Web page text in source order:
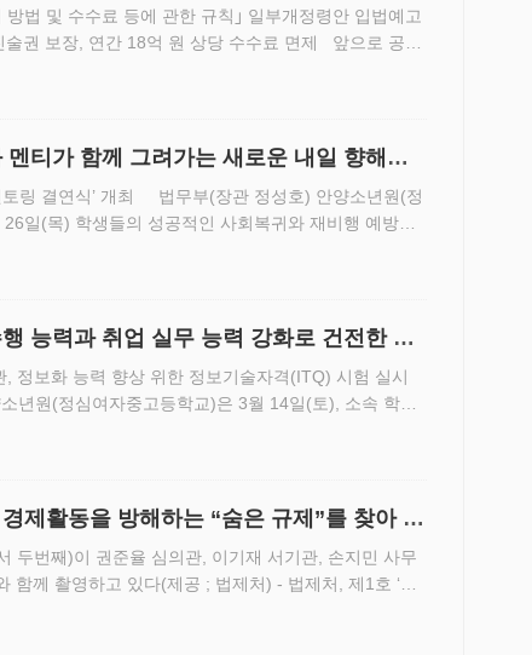
방법 및 수수료 등에 관한 규칙｣ 일부개정령안 입법예고
술권 보장, 연간 18억 원 상당 수수료 면제 앞으로 공소
티가 함께 그려가는 새로운 내일 향해
부(장관 정성호) 안양소년원(정
일(목) 학생들의 성공적인 사회복귀와 재비행 예방을
능력과 취업 실무 능력 강화로 건전한 사
년원(정심여자중고등학교)은 3월 14일(토), 소속 학생
제활동을 방해하는 “숨은 규제”를 찾아 개
두번째)이 권준율 심의관, 이기재 서기관, 손지민 사무
함께 촬영하고 있다(제공 ; 법제처) - 법제처, 제1호 ‘특